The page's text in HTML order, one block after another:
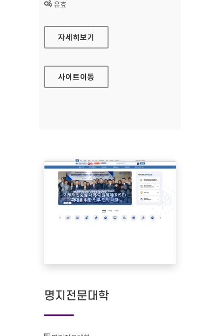
상태 :
유효
서울특별시 주차정보안내시스템
자세히보기
사이트이동
명지전문대학